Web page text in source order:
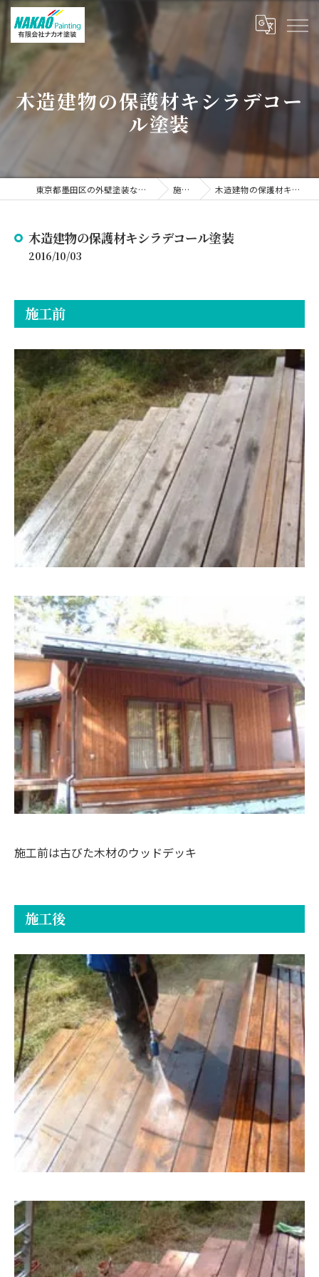
木造建物の保護材キシラデコー
ル塗装
東京都墨田区の外壁塗装なら有限会社ナカオ塗装 施工事例 木造建物の保護材キシラデコール塗装
木造建物の保護材キシラデコール塗装
2016/10/03
施工前
施工前は古びた木材のウッドデッキ
施工後